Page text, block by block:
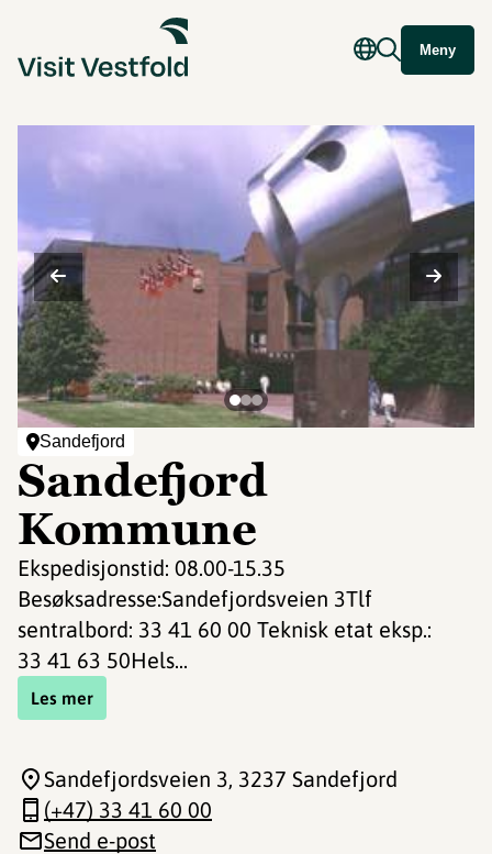
Meny
Sandefjord
Sandefjord
Kommune
Ekspedisjonstid: 08.00-15.35
Besøksadresse:Sandefjordsveien 3Tlf
sentralbord: 33 41 60 00 Teknisk etat eksp.:
33 41 63 50Hels...
Les mer
Sandefjordsveien 3, 3237 Sandefjord
(+47) 33 41 60 00
Send e-post